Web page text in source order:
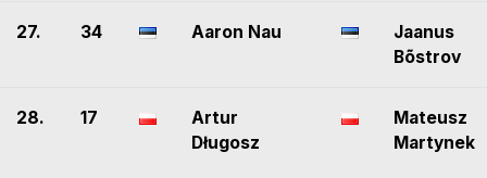
27. 34 Aaron Nau
Jaanus
Bõstrov
28. 17
Artur
Długosz
Mateusz
Martynek